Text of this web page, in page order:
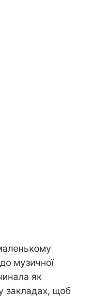
музичної
як
закладах, щоб